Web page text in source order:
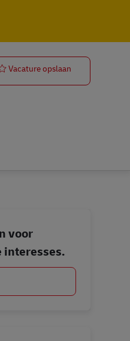
Vacature opslaan
voor
interesses.